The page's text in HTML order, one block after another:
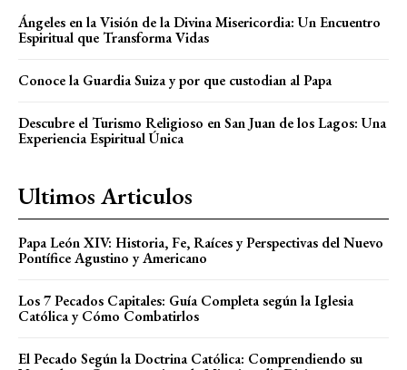
Ángeles en la Visión de la Divina Misericordia: Un Encuentro
Espiritual que Transforma Vidas
Conoce la Guardia Suiza y por que custodian al Papa
Descubre el Turismo Religioso en San Juan de los Lagos: Una
Experiencia Espiritual Única
Ultimos Articulos
Papa León XIV: Historia, Fe, Raíces y Perspectivas del Nuevo
Pontífice Agustino y Americano
Los 7 Pecados Capitales: Guía Completa según la Iglesia
Católica y Cómo Combatirlos
El Pecado Según la Doctrina Católica: Comprendiendo su